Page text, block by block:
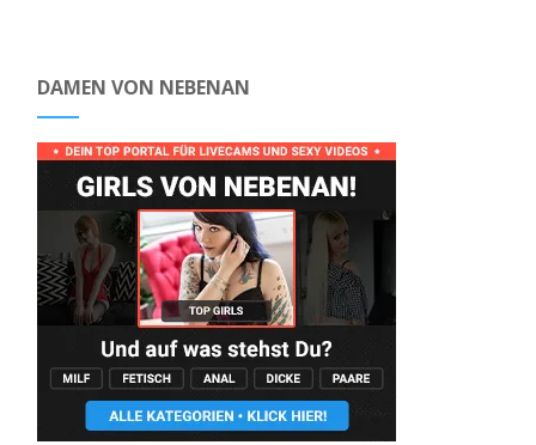
DAMEN VON NEBENAN